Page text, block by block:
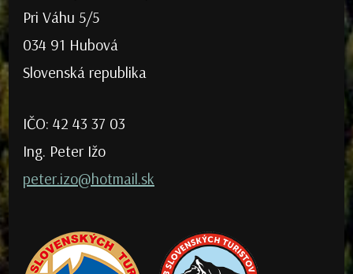
Pri Váhu 5/5
034 91 Hubová
Slovenská republika
IČO: 42 43 37 03
Ing. Peter Ižo
peter.izo@hotmail.sk